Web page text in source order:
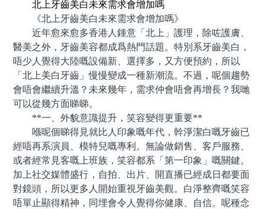
北上牙齒美白未來需求會增加嗎
《北上牙齒美白未來需求會增加嗎》
近年愈來愈多香港人鍾意「北上」護理，除咗護膚、
醫美之外，牙齒美容都成爲熱門話題。特別系牙齒美白，
唔少人覺得大陸嘅設備新、選擇多，又方便預約，所以
「北上美白牙齒」慢慢變成一種新潮流。不過，呢個趨勢
會唔會繼續升溫？未來幾年，需求仲會唔會再增長？我哋
可以從幾方面睇睇。
**一、外貌意識提升，笑容變得更重要**
喺呢個睇得見就比人印象嘅年代，幹淨潔白嘅牙齒已
經唔再系演員、模特兒嘅專利。無論做銷售、客戶服務、
或者經常見客嘅上班族，笑容都系「第一印象」嘅關鍵。
加上社交媒體盛行，自拍、出片、開直播已經成日都要面
對鏡頭，所以更多人開始重視牙齒美觀。白淨整齊嘅笑容
唔單止顯得精神，同埋會令人覺得你健康、自信。呢種念